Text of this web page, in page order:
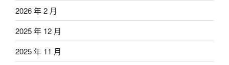
2026 年 2 月
2025 年 12 月
2025 年 11 月